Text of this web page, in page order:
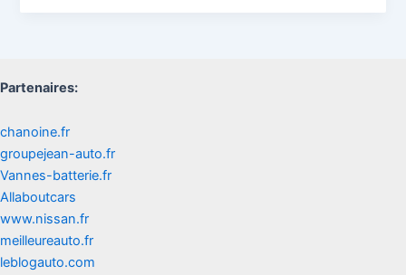
Partenaires:
chanoine.fr
groupejean-auto.fr
Vannes-batterie.fr
Allaboutcars
www.nissan.fr
meilleureauto.fr
leblogauto.com